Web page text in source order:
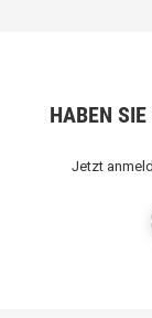
HABEN
Jetzt